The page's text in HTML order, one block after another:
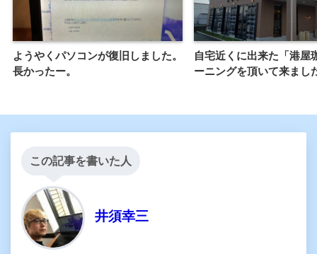
ようやくパソコンが復旧しました。
長かったー。
自宅近くに出来た「港屋
ーニングを頂いて来まし
この記事を書いた人
井須幸三